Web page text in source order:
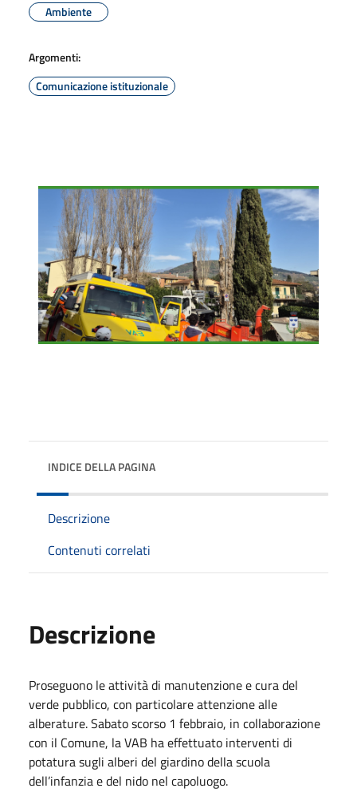
Ambiente
Argomenti:
Comunicazione istituzionale
INDICE DELLA PAGINA
Descrizione
Contenuti correlati
Descrizione
Proseguono le attività di manutenzione e cura del
verde pubblico, con particolare attenzione alle
alberature. Sabato scorso 1 febbraio, in collaborazione
con il Comune, la VAB ha effettuato interventi di
potatura sugli alberi del giardino della scuola
dell’infanzia e del nido nel capoluogo.